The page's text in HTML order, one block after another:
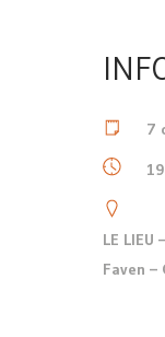
7
LE LIEU
Faven –